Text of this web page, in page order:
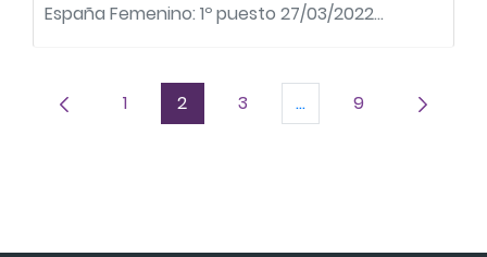
España Femenino: 1º puesto 27/03/2022...
Página
1 Página
2 Página
3 ...Páginas intermedias
Página
9